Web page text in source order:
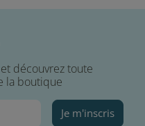
de votre e-liquide
liquide Pulp Sésame au
il vous suffit de
:
découvrez toute
la boutique
Je m'inscris